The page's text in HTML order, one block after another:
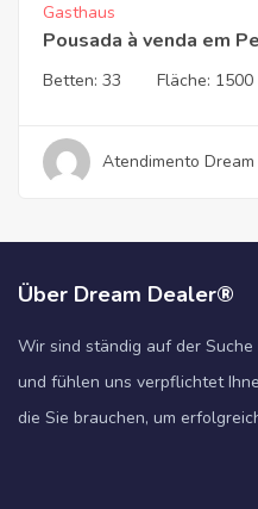
Gasthaus
Pousada à venda em
Betten: 33 Fläche: 1500
Atendimento
Über Dream Dealer®
Wir sind ständig auf der
und fühlen uns verpflichtet
die Sie brauchen, um